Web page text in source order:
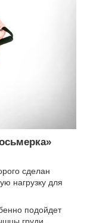
сделан
нагрузку для
подойдет
груди.